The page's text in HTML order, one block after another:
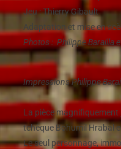
Jeu : Thierry Gibault
Adaptation et mise en
Photos : Philippe Barailla
Impressions Philippe
La pièce
tchèque Bohumil Hrabal
Le seul personnage,